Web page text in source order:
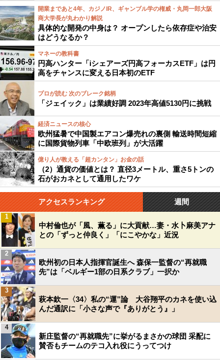
開業まであと4年、カジノIR、ギャンブル学の権威・丸岡一郎大阪
商大学長が丸わかり解説
具体的な開発の中身は？ オープンしたら依存症や治安
はどうなるか？
マネーの教科書
円高ハンター「iシェアーズ円高フォーカスETF」は円
高をチャンスに変える日本初のETF
プロが読む 次のブレーク銘柄
「ジェイック」は業績好調 2023年高値5130円に挑戦
経済ニュースの核心
欧州猛暑で中国製エアコン爆売れの裏側 輸送時間短縮
に国際貨物列車「中欧班列」が大活躍
億り人が教える「超カンタン」お金の話
（2）通貨の価値とは？ 直径3メートル、重さ5トンの
石がおカネとして通用したワケ
アクセスランキング 週間
中村倫也が「風、薫る」に大貢献…妻・水卜麻美アナ
との「ずっと仲良く」「にこやかな」近況
1
欧州初の日本人指揮官誕生へ 森保一監督の“再就職
先”は「ベルギー1部の日系クラブ」一択か
2
萩本欽一〈34〉私の“運”論 大谷翔平のカネを使い込
んだ通訳に「小さな声で『ありがとう』」
3
新庄監督の“再就職先”に挙がるまさかの球団 采配に
賛否もチームのテコ入れ役にうってつけ
4